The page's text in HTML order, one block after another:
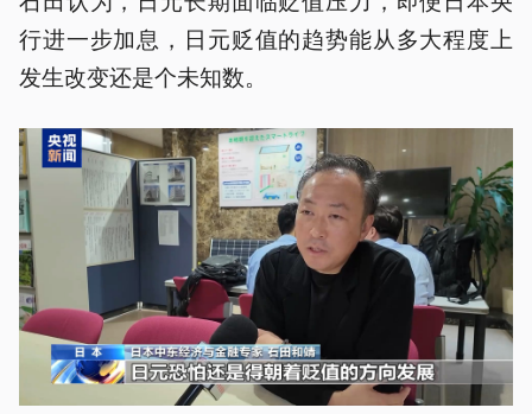
行进一步加息，日元贬值的趋势能从多大程度上
发生改变还是个未知数。